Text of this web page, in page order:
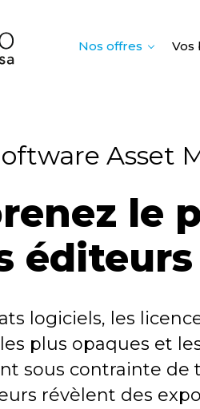
Nos offres Vos
Asset
le
logiciels, les
plus opaques et
sous contrainte de
révèlent des